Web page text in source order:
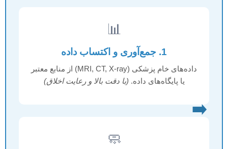
📊
1. جمع‌آوری و اکتساب داده
داده‌های خام پزشکی (MRI, CT, X-ray) از منابع معتبر
یا پایگاه‌های داده. (با دقت بالا و رعایت اخلاق)
➡️
🧼